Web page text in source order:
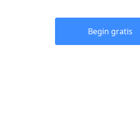
Begin gratis